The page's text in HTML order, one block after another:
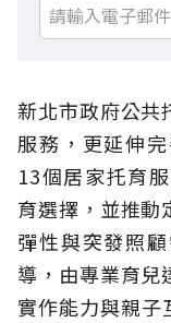
新北市政府公共
服務，更延伸
13個居家托育
育選擇，並推動
彈性與突發照
導，由專業育兒
實作能力與親